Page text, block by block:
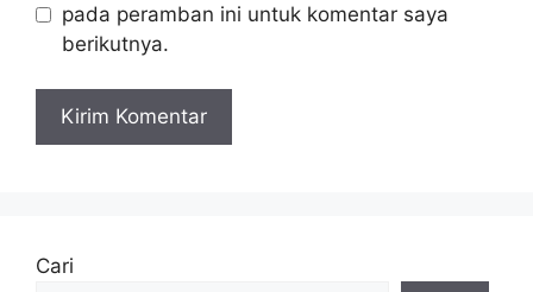
pada peramban ini untuk komentar saya
berikutnya.
Cari